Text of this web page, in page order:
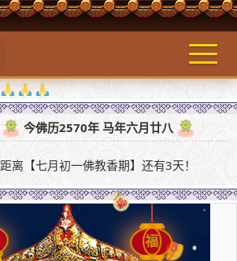
今佛历2570年 马年六月廿八
距离【七月初一佛教香期】还有3天！
福